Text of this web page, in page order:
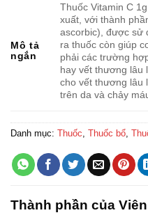
Mô tả
ngắn
Thuốc Vitamin C
xuất, với thành
ascorbic), được sử
ra thuốc còn giúp
phải các trường
hay vết thương lâu
cho vết thương lâu
trên da và chảy
Danh mục: Thuốc, Thuốc bổ,
Thành phần của